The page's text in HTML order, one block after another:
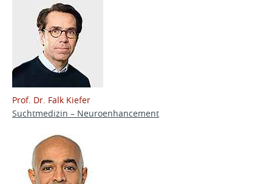
Prof. Dr. Falk Kiefer
Suchtmedizin – Neuroenhancement